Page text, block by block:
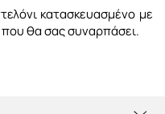
κατασκευασμένο με
θα σας συναρπάσει.